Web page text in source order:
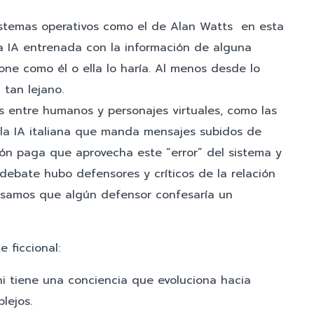
operativos como el de Alan Watts en esta
IA entrenada con la información de alguna
como él o ella lo haría. Al menos desde lo
tan lejano.
entre humanos y personajes virtuales, como las
IA italiana que manda mensajes subidos de
paga que aprovecha este “error” del sistema y
hubo defensores y críticos de la relación
que algún defensor confesaría un
ficcional:
tiene una conciencia que evoluciona hacia